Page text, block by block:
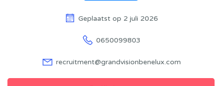
Geplaatst op 2 juli 2026
0650099803
recruitment@grandvisionbenelux.com